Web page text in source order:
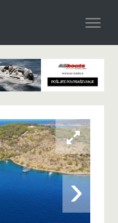
›